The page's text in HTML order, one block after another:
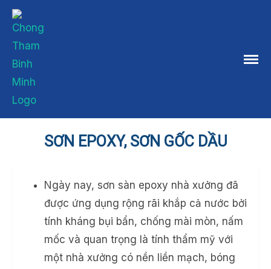
Skip
content
SƠN EPOXY, SƠN GỐC DẦU
Ngày nay, sơn sàn epoxy nhà xưởng đã
được ứng dụng rộng rãi khắp cả nước bởi
tính kháng bụi bẩn, chống mài mòn, nấm
mốc và quan trọng là tính thẩm mỹ với
một nhà xưởng có nền liền mạch, bóng